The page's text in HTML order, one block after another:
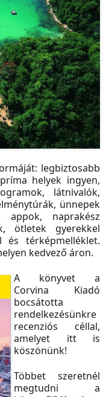
legbiztosabb
helyek ingyen,
látnivalók,
ünnepek
appok, naprakész
ötletek gyerekkel
és térképmelléklet.
kedvező áron.
A könyvet a
Corvina Kiadó
bocsátotta
rendelkezésünkre
recenziós céllal,
amelyet itt is
köszönünk!
Többet szeretnél
megtudni a